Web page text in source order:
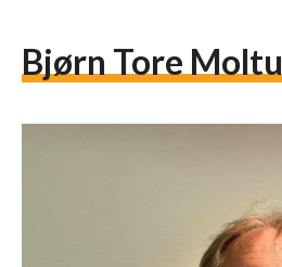
Bjørn Tore Moltu